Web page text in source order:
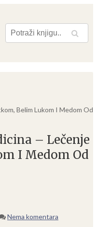
Pretraga
Belim Lukom I Medom Od
– Lečenje
I Medom Od
Nema komentara